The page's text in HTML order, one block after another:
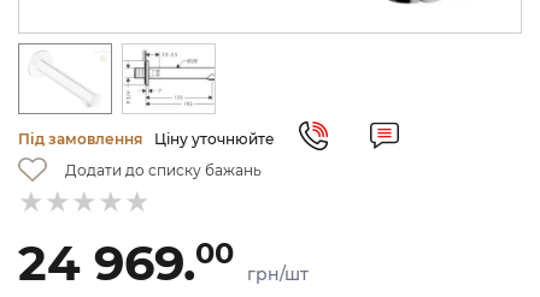
Під замовлення
Ціну уточнюйте
Додати до списку бажань
24 969.00
грн/шт